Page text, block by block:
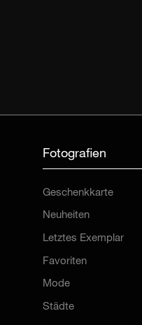
Fotografien
Geschenkkarte
Neuheiten
Letztes Exemplar
Favoriten
Mode
Städte